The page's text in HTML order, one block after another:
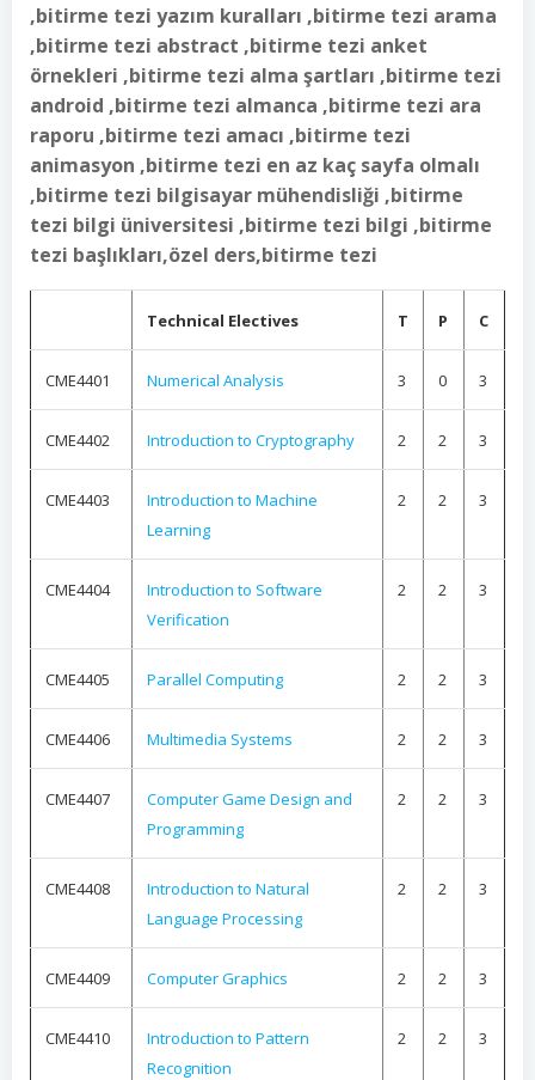
,bitirme tezi yazım kuralları ,bitirme tezi arama
,bitirme tezi abstract ,bitirme tezi anket
örnekleri ,bitirme tezi alma şartları ,bitirme tezi
android ,bitirme tezi almanca ,bitirme tezi ara
raporu ,bitirme tezi amacı ,bitirme tezi
animasyon ,bitirme tezi en az kaç sayfa olmalı
,bitirme tezi bilgisayar mühendisliği ,bitirme
tezi bilgi üniversitesi ,bitirme tezi bilgi ,bitirme
tezi başlıkları,özel ders,bitirme tezi
Technical Electives T P C
CME4401 Numerical Analysis 3 0 3
CME4402 Introduction to Cryptography 2 2 3
CME4403
Introduction to Machine
Learning
2 2 3
CME4404
Introduction to Software
Verification
2 2 3
CME4405 Parallel Computing 2 2 3
CME4406 Multimedia Systems 2 2 3
CME4407
Computer Game Design and
Programming
2 2 3
CME4408
Introduction to Natural
Language Processing
2 2 3
CME4409 Computer Graphics 2 2 3
CME4410
Introduction to Pattern
Recognition
2 2 3